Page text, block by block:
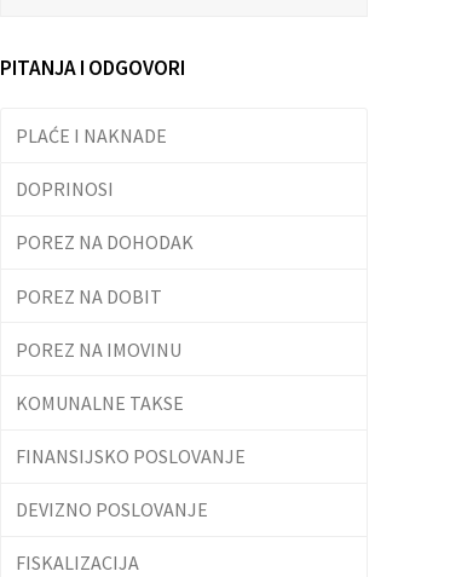
PITANJA I ODGOVORI
PLAĆE I NAKNADE
DOPRINOSI
POREZ NA DOHODAK
POREZ NA DOBIT
POREZ NA IMOVINU
KOMUNALNE TAKSE
FINANSIJSKO POSLOVANJE
DEVIZNO POSLOVANJE
FISKALIZACIJA